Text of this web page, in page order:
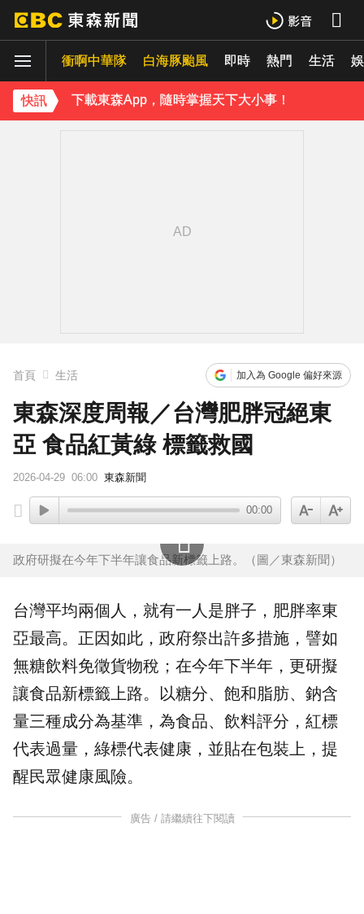
衝啊中華隊 白海豚颱風 即時 熱門 生活
快訊
下載東森App，隨時掌握天下大小事！
首頁 生活 加入為 Google 偏好來源
東森深度周報／台灣肥胖冠絕東
亞 食品紅黃綠 標籤救國
2026-04-29 06:00 東森新聞
00:00
政府研擬在今年下半年讓食品新標籤上路。（圖／東森新聞）
台灣平均兩個人，就有一人是胖子， 肥胖率東
亞最高。正因如此，政府祭出許多措施，譬如
無糖飲料免徵貨物稅；在今年下半年，更研擬
讓食品新標籤 上路。以糖分、飽和脂肪、鈉含
量三種成分為基準，為食品、飲料評分，紅標
代表過量，綠標代表健康，並貼在包裝上，提
醒民眾健康風險。
廣告 / 請繼續往下閱讀